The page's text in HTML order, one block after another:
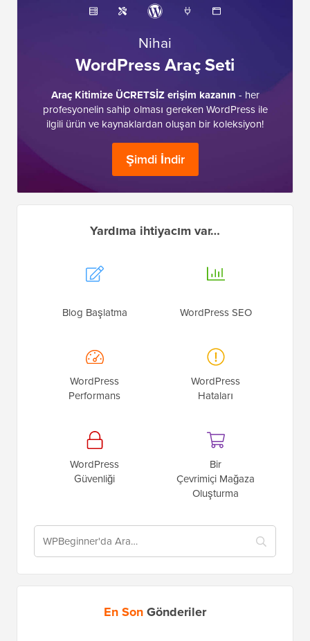
Nihai
WordPress Araç Seti
Araç Kitimize ÜCRETSİZ erişim kazanın - her
profesyonelin sahip olması gereken WordPress ile
ilgili ürün ve kaynaklardan oluşan bir koleksiyon!
Şimdi İndir
Yardıma ihtiyacım var…
Blog Başlatma WordPress SEO
WordPress
Performans
WordPress
Hataları
WordPress
Güvenliği
Bir
Çevrimiçi Mağaza
Oluşturma
En SonGönderiler